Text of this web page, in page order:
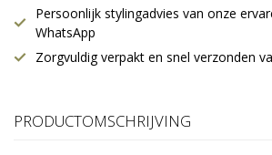
Persoonlijk stylingadvies van onze
WhatsApp
Zorgvuldig verpakt en snel verzonden
PRODUCTOMSCHRIJVING